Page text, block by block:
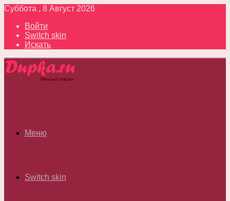
Суббота , 8 Август 2026
Войти
Switch skin
Искать
Меню
Switch skin